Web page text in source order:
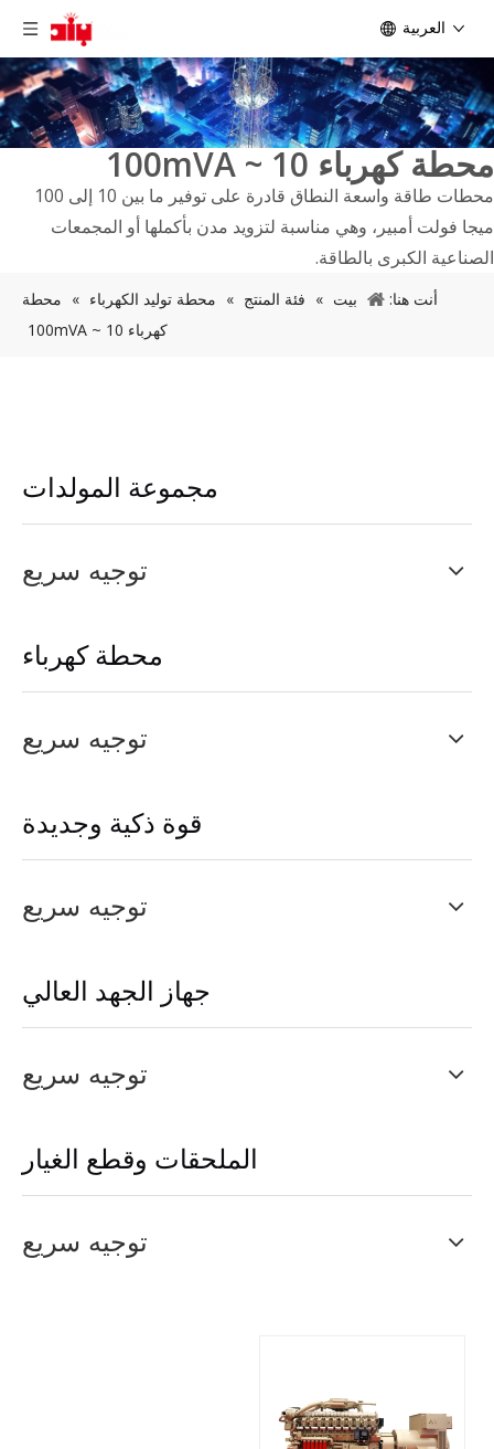
العربية
محطة كهرباء 10 ~ 100mVA
محطات طاقة واسعة النطاق قادرة على توفير ما بين 10 إلى 100
ميجا فولت أمبير، وهي مناسبة لتزويد مدن بأكملها أو المجمعات
الصناعية الكبرى بالطاقة.
أنت هنا: بيت » فئة المنتج » محطة توليد الكهرباء » محطة
كهرباء 10 ~ 100mVA
مجموعة المولدات
توجيه سريع
محطة كهرباء
توجيه سريع
قوة ذكية وجديدة
توجيه سريع
جهاز الجهد العالي
توجيه سريع
الملحقات وقطع الغيار
توجيه سريع